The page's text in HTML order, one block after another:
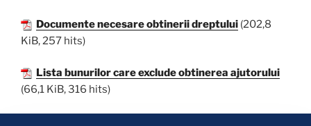
Documente necesare obtinerii dreptului (202,8
KiB, 257 hits)
Lista bunurilor care exclude obtinerea ajutorului
(66,1 KiB, 316 hits)